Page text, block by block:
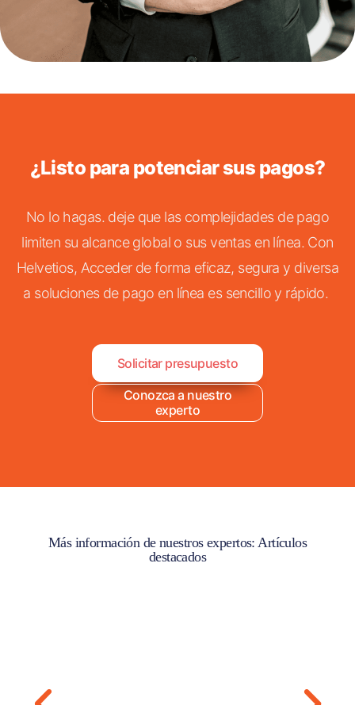
¿Listo para potenciar sus pagos?
No lo hagas. deje que las complejidades de pago
limiten su alcance global o sus ventas en línea. Con
Helvetios, Acceder de forma eficaz, segura y diversa
a soluciones de pago en línea es sencillo y rápido.
Solicitar presupuesto
Conozca a nuestro
experto
Más información de nuestros expertos: Artículos
destacados